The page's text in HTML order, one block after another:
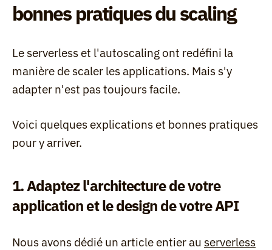
bonnes pratiques du scaling
Le serverless et l'autoscaling ont redéfini la
manière de scaler les applications. Mais s'y
adapter n'est pas toujours facile.
Voici quelques explications et bonnes pratiques
pour y arriver.
1. Adaptez l'architecture de votre
application et le design de votre API
Nous avons dédié un article entier au serverless